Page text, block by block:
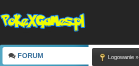
FORUM Logowanie »